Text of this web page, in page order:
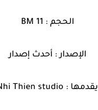
الحجم : 11 BM
الإصدار : أحدث إصدار
يقدمها : Nhi Thien studio